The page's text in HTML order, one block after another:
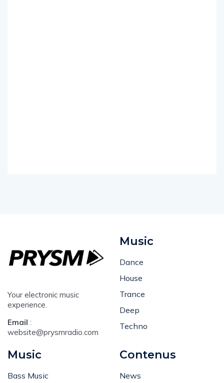
Your electronic music
experience.
Email :
website@prysmradio.com
Music
Dance
House
Trance
Deep
Techno
Music
Bass Music
Contenus
News